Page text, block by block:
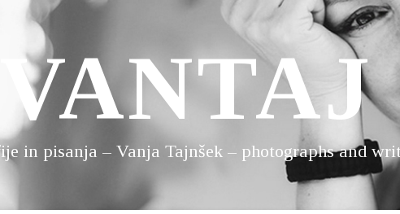
VANTAJ
in pisanja – Vanja Tajnšek – photographs and